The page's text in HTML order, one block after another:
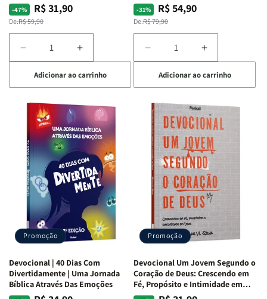
-47%
Preço
normal
De:R$ 59,90
Preço
promocional
R$ 31,90
Diminuir
a
quantidade
de
Devocional
Quarto
de
Guerra
Isabelle
S.
Alves
Aumentar
a
quantidade
de
Devocional
Quarto
de
Guerra
|
Isabelle
S.
Alves
Adicionar ao carrinho
-31%
Preço
normal
De:R$ 79,90
Preço
promocional
R$ 54,90
Diminuir
a
quantidade
de
Devocional
Café
com
Mulheres
da
Bíblia
Equipe
Teológica
Penkal
Aumentar
a
quantidade
de
Devocional
Café
com
Mulheres
da
Bíblia
|
Equipe
Teológica
Penkal
Adicionar ao carrinho
Promoção
Devocional | 40 Dias Com
Divertidamente | Uma Jornada
Bíblica Através Das Emoções
Promoção
Devocional Um Jovem Segundo o
Coração de Deus: Crescendo em
Fé, Propósito e Intimidade em
Deus